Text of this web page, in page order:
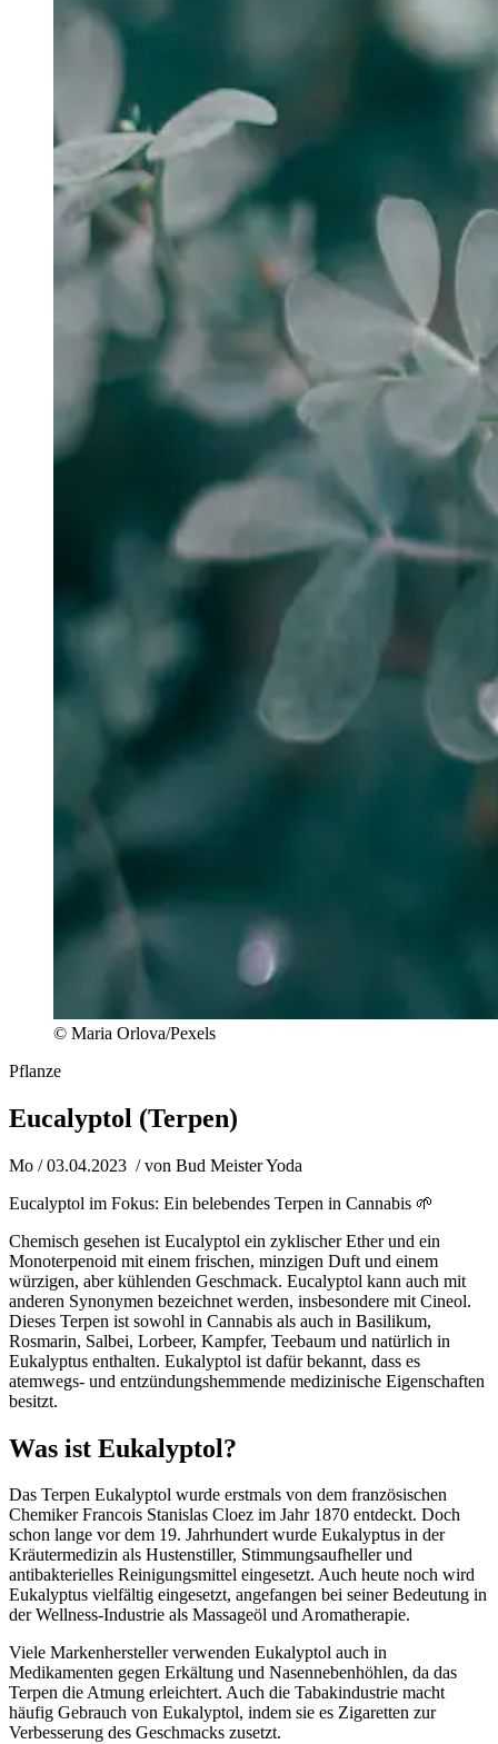
© Maria Orlova/Pexels
Pflanze
Eucalyptol (Terpen)
Mo / 03.04.2023 / von Bud Meister Yoda
Eucalyptol im Fokus: Ein belebendes Terpen in Cannabis 🌱
Chemisch gesehen ist Eucalyptol ein zyklischer Ether und ein
Monoterpenoid mit einem frischen, minzigen Duft und einem
würzigen, aber kühlenden Geschmack. Eucalyptol kann auch mit
anderen Synonymen bezeichnet werden, insbesondere mit Cineol.
Dieses Terpen ist sowohl in Cannabis als auch in Basilikum,
Rosmarin, Salbei, Lorbeer, Kampfer, Teebaum und natürlich in
Eukalyptus enthalten. Eukalyptol ist dafür bekannt, dass es
atemwegs- und entzündungshemmende medizinische Eigenschaften
besitzt.
Was ist Eukalyptol?
Das Terpen Eukalyptol wurde erstmals von dem französischen
Chemiker Francois Stanislas Cloez im Jahr 1870 entdeckt. Doch
schon lange vor dem 19. Jahrhundert wurde Eukalyptus in der
Kräutermedizin als Hustenstiller, Stimmungsaufheller und
antibakterielles Reinigungsmittel eingesetzt. Auch heute noch wird
Eukalyptus vielfältig eingesetzt, angefangen bei seiner Bedeutung in
der Wellness-Industrie als Massageöl und Aromatherapie.
Viele Markenhersteller verwenden Eukalyptol auch in
Medikamenten gegen Erkältung und Nasennebenhöhlen, da das
Terpen die Atmung erleichtert. Auch die Tabakindustrie macht
häufig Gebrauch von Eukalyptol, indem sie es Zigaretten zur
Verbesserung des Geschmacks zusetzt.